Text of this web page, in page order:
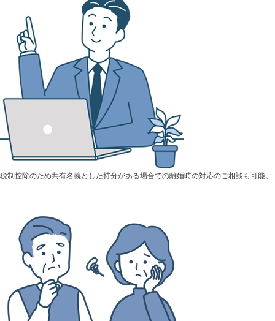
税制控除のため共有名義とした持分がある場合での離婚時の対応のご相談も可能。